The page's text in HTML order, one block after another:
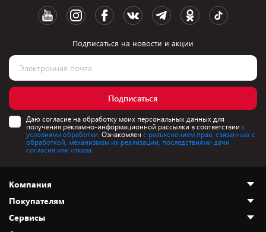
Подписаться на новости и акции
Подписаться
Даю согласие на обработку моих персональных данных для
получения рекламно-информационной рассылки в соответствии с
условиями обработки. Ознакомлен с разъяснением прав, связанных с
обработкой, механизмом их реализации, последствиями дачи
согласия или отказа.
Компания
О нас
Адреса магазинов
Покупателям
Как сделать заказ
Сервисы